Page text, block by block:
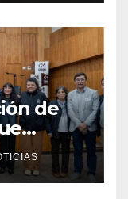
de
en el